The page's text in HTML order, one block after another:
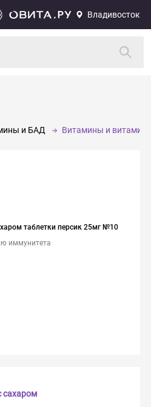
Владивосток
и БАД Витамины и
таблетки персик 25мг №10
иммунитета
сахаром